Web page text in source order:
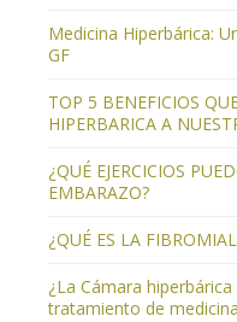
Medicina Hiperbárica:
GF
TOP 5 BENEFICIOS
HIPERBARICA A
¿QUÉ EJERCICIOS
EMBARAZO?
¿QUÉ ES LA
¿La Cámara
tratamiento de